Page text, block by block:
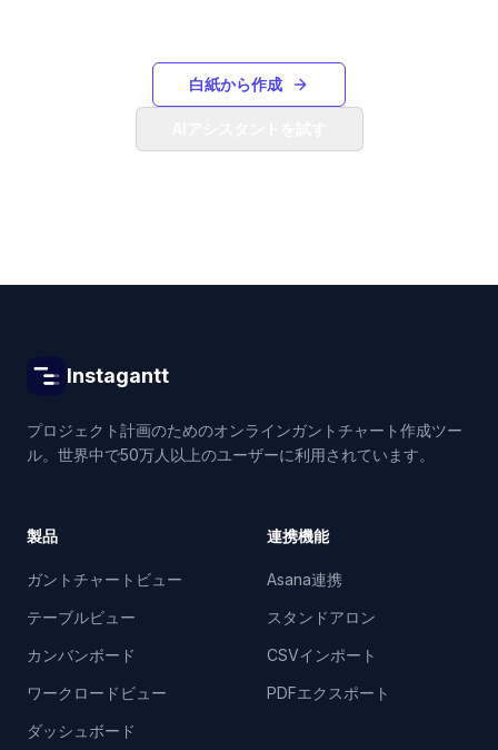
白紙から作成
Instagantt
プロジェクト計画のためのオンラインガントチャート作成ツー
ル。世界中で50万人以上のユーザーに利用されています。
製品
ガントチャートビュー
テーブルビュー
カンバンボード
ワークロードビュー
ダッシュボード
連携機能
Asana連携
スタンドアロン
CSVインポート
PDFエクスポート